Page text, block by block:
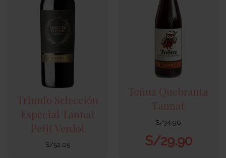
Triunfo Selección
Especial Tannat
Petit Verdot
S/52.05
Toñuz Quebranta
Tannat
S/34.90
S/29.90